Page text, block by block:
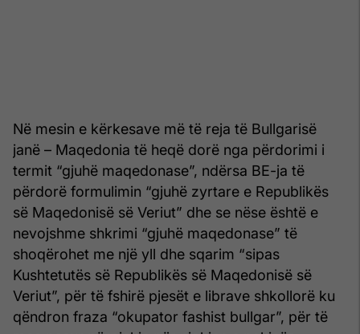
Në mesin e kërkesave më të reja të Bullgarisë
janë – Maqedonia të heqë dorë nga përdorimi i
termit “gjuhë maqedonase”, ndërsa BE-ja të
përdorë formulimin “gjuhë zyrtare e Republikës
së Maqedonisë së Veriut” dhe se nëse është e
nevojshme shkrimi “gjuhë maqedonase” të
shoqërohet me një yll dhe sqarim “sipas
Kushtetutës së Republikës së Maqedonisë së
Veriut”, për të fshirë pjesët e librave shkollorë ku
qëndron fraza “okupator fashist bullgar”, për të